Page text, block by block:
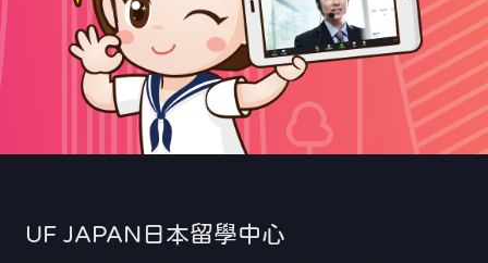
UF JAPAN日本留學中心